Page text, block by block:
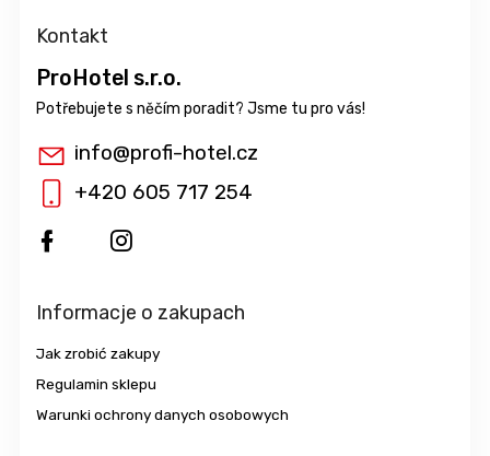
Kontakt
ProHotel s.r.o.
info@profi-hotel.cz
+420 605 717 254
Informacje o zakupach
Jak zrobić zakupy
Regulamin sklepu
Warunki ochrony danych osobowych